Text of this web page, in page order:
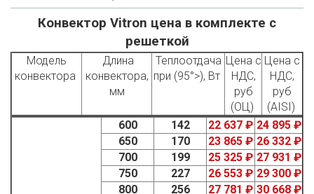
Конвектор Vitron цена в комплекте с
решеткой
Модель
конвектора
Длина
конвектора,
мм
Теплоотдача
при (95°>), Вт
Цена с
НДС,
руб
(ОЦ)
Цена с
НДС,
руб
(AISI)
600
142 22 637 ₽ 24 895 ₽
650
170 23 865 ₽ 26 332 ₽
700
199 25 325 ₽ 27 931 ₽
750
227 26 553 ₽ 29 300 ₽
800
256 27 781 ₽ 30 668 ₽